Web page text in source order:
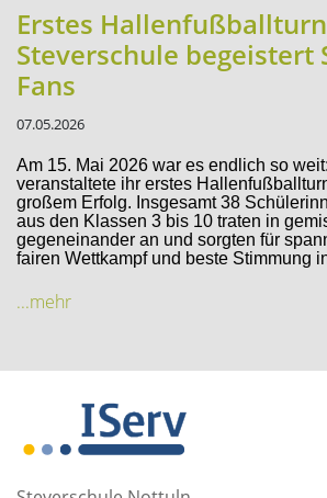
Erstes
Steverschule begeistert
Fans
07.05.2026
Am 15. Mai 2026 war es endlich so
veranstaltete ihr erstes
großem Erfolg. Insgesamt 38
aus den Klassen 3 bis 10 traten in
gegeneinander an und sorgten für
fairen Wettkampf und beste Stimmung
...mehr